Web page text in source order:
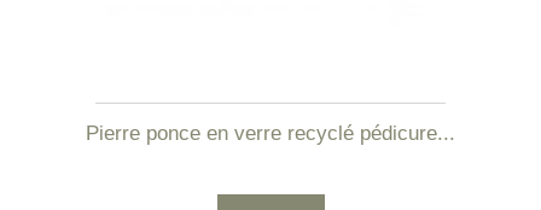
Pierre ponce en verre recyclé pédicure...